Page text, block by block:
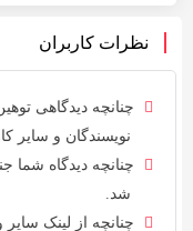
نظرات کاربران
چنانچه دیدگاهی
نویسندگان و سایر
چنانچه دیدگاه شما
شد.
چنانچه از لینک